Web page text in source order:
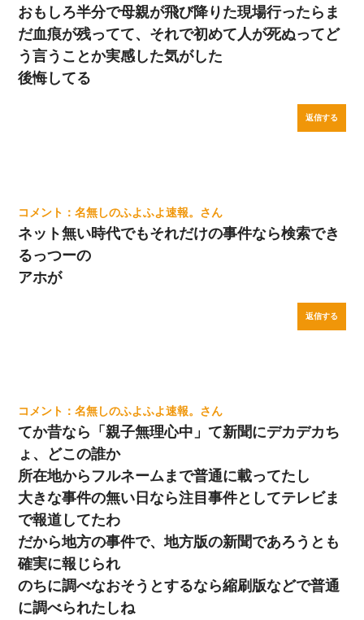
おもしろ半分で母親が飛び降りた現場行ったらま
だ血痕が残ってて、それで初めて人が死ぬってど
う言うことか実感した気がした
後悔してる
返信する
名無しのふよふよ速報。
ネット無い時代でもそれだけの事件なら検索でき
るっつーの
アホが
返信する
名無しのふよふよ速報。
てか昔なら「親子無理心中」て新聞にデカデカち
ょ、どこの誰か
所在地からフルネームまで普通に載ってたし
大きな事件の無い日なら注目事件としてテレビま
で報道してたわ
だから地方の事件で、地方版の新聞であろうとも
確実に報じられ
のちに調べなおそうとするなら縮刷版などで普通
に調べられたしね